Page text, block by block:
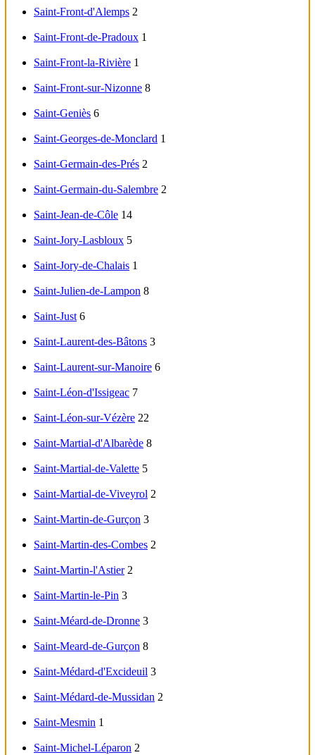
Saint-Front-d'Alemps 2
Saint-Front-de-Pradoux 1
Saint-Front-la-Rivière 1
Saint-Front-sur-Nizonne 8
Saint-Geniès 6
Saint-Georges-de-Monclard 1
Saint-Germain-des-Prés 2
Saint-Germain-du-Salembre 2
Saint-Jean-de-Côle 14
Saint-Jory-Lasbloux 5
Saint-Jory-de-Chalais 1
Saint-Julien-de-Lampon 8
Saint-Just 6
Saint-Laurent-des-Bâtons 3
Saint-Laurent-sur-Manoire 6
Saint-Léon-d'Issigeac 7
Saint-Léon-sur-Vézère 22
Saint-Martial-d'Albarède 8
Saint-Martial-de-Valette 5
Saint-Martial-de-Viveyrol 2
Saint-Martin-de-Gurçon 3
Saint-Martin-des-Combes 2
Saint-Martin-l'Astier 2
Saint-Martin-le-Pin 3
Saint-Méard-de-Dronne 3
Saint-Meard-de-Gurçon 8
Saint-Médard-d'Excideuil 3
Saint-Médard-de-Mussidan 2
Saint-Mesmin 1
Saint-Michel-Léparon 2